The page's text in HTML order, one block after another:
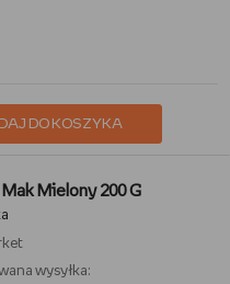
DO KOSZYKA
Mielony 200 G
wysyłka: